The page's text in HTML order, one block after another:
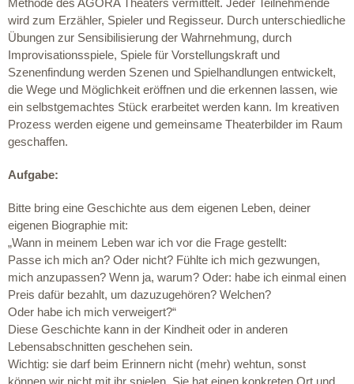
Methode des AGORA Theaters vermittelt. Jeder Teilnehmende
wird zum Erzähler, Spieler und Regisseur. Durch unterschiedliche
Übungen zur Sensibilisierung der Wahrnehmung, durch
Improvisationsspiele, Spiele für Vorstellungskraft und
Szenenfindung werden Szenen und Spielhandlungen entwickelt,
die Wege und Möglichkeit eröffnen und die erkennen lassen, wie
ein selbstgemachtes Stück erarbeitet werden kann. Im kreativen
Prozess werden eigene und gemeinsame Theaterbilder im Raum
geschaffen.
Aufgabe:
Bitte bring eine Geschichte aus dem eigenen Leben, deiner
eigenen Biographie mit:
„Wann in meinem Leben war ich vor die Frage gestellt:
Passe ich mich an? Oder nicht? Fühlte ich mich gezwungen,
mich anzupassen? Wenn ja, warum? Oder: habe ich einmal einen
Preis dafür bezahlt, um dazuzugehören? Welchen?
Oder habe ich mich verweigert?“
Diese Geschichte kann in der Kindheit oder in anderen
Lebensabschnitten geschehen sein.
Wichtig: sie darf beim Erinnern nicht (mehr) wehtun, sonst
können wir nicht mit ihr spielen. Sie hat einen konkreten Ort und